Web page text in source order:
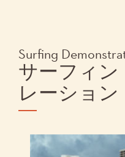
Surfing
サーフィン
レーション